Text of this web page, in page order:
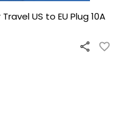
US to EU Plug 10A